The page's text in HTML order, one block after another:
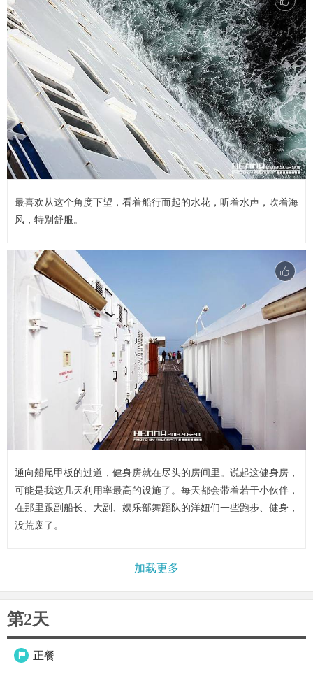
最喜欢从这个角度下望，看着船行而起的水花，听着水声，吹着海
风，特别舒服。
通向船尾甲板的过道，健身房就在尽头的房间里。说起这健身房，
可能是我这几天利用率最高的设施了。每天都会带着若干小伙伴，
在那里跟副船长、大副、娱乐部舞蹈队的洋妞们一些跑步、健身，
没荒废了。
加载更多
第2天
 正餐